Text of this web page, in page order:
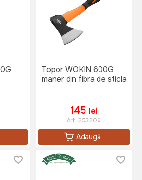
Topor WOKIN 600G
maner din fibra de sticla
145 lei
Art: 253206
Adaugă